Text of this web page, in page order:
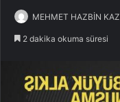
MEHMET HAZBİN
2 dakika okuma süresi